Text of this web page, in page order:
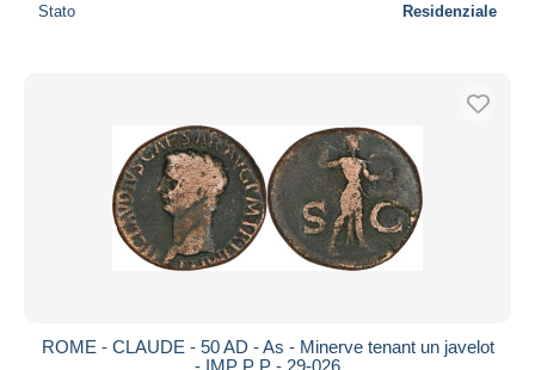
Stato Residenziale
ROME - CLAUDE - 50 AD - As - Minerve tenant un javelot
- IMP P P - 29-026